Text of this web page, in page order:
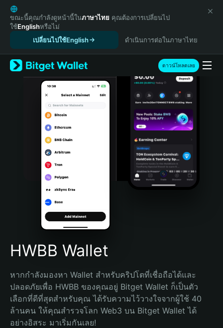
English
日本語
Tiếng Việt
Español (Latinoamérica)
Türkçe
Italiano
Português (Portugal)
Bahasa Indonesia
Português (Brasil)
Español (Argentina)
ขณะนี้คุณกำลังดูหน้านี้ในภาษาไทย คุณต้องการเปลี่ยนไป
ใช้Englishหรือไม่
เปลี่ยนไปใช้English
ดำเนินการต่อในภาษาไทย
ดาวน์โหลดเลย
HWBB Wallet
หากกำลังมองหา Wallet สำหรับคริปโตที่เชื่อถือได้และ
ปลอดภัยเพื่อ HWBB ของคุณอยู่ Bitget Wallet ก็เป็นตัว
เลือกที่ดีที่สุดสำหรับคุณ ได้รับความไว้วางใจจากผู้ใช้ 40
ล้านคน ให้คุณสำรวจโลก Web3 บน Bitget Wallet ได้
อย่างอิสระ มาเริ่มกันเลย!